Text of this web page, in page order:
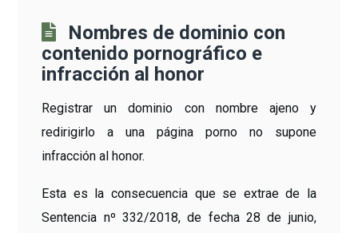
Nombres de dominio con
contenido pornográfico e
infracción al honor
Registrar un dominio con nombre ajeno y
redirigirlo a una página porno no supone
infracción al honor.
Esta es la consecuencia que se extrae de la
Sentencia nº 332/2018, de fecha 28 de junio,